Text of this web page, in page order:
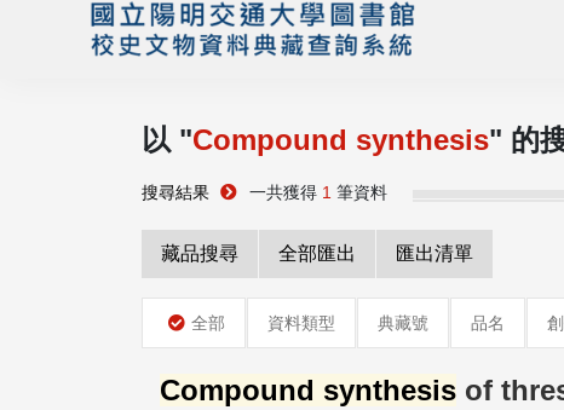
以 "Compound synthesis" 的
搜尋結果 一共獲得 1 筆資料
藏品搜尋 全部匯出 匯出清單
全部 資料類型 典藏號 品名
Compound synthesis of